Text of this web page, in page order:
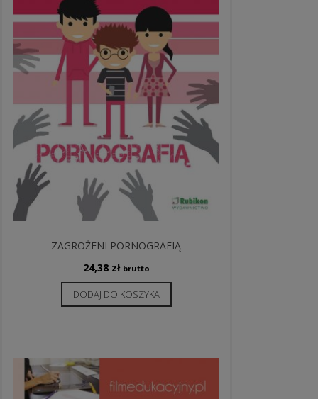
ZAGROŻENI PORNOGRAFIĄ
24,38 zł brutto
DODAJ DO KOSZYKA